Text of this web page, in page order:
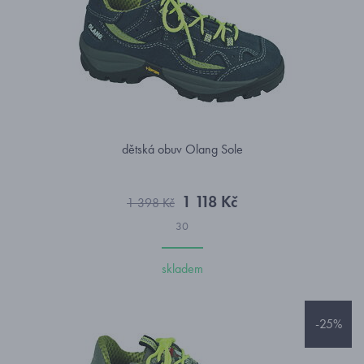
dětská obuv Olang Sole
1 398 Kč 1 118 Kč
30
skladem
-25%